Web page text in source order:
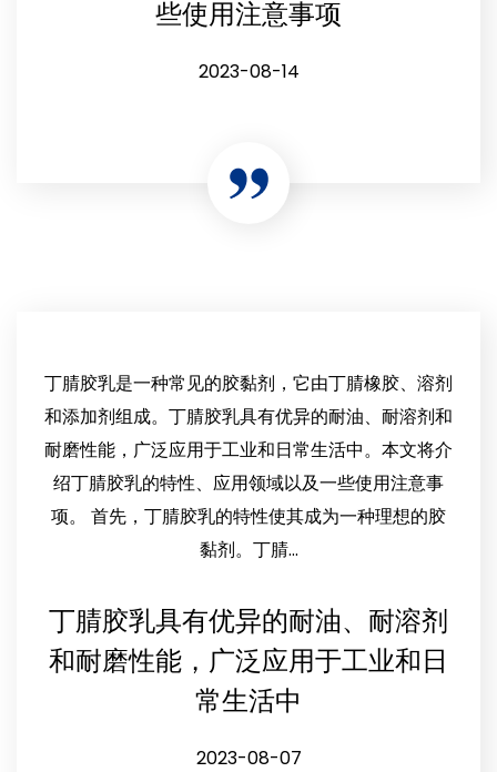
些使用注意事项
2023-08-14
丁腈胶乳是一种常见的胶黏剂，它由丁腈橡胶、溶剂
和添加剂组成。丁腈胶乳具有优异的耐油、耐溶剂和
耐磨性能，广泛应用于工业和日常生活中。本文将介
绍丁腈胶乳的特性、应用领域以及一些使用注意事
项。 首先，丁腈胶乳的特性使其成为一种理想的胶
黏剂。丁腈...
丁腈胶乳具有优异的耐油、耐溶剂
和耐磨性能，广泛应用于工业和日
常生活中
2023-08-07